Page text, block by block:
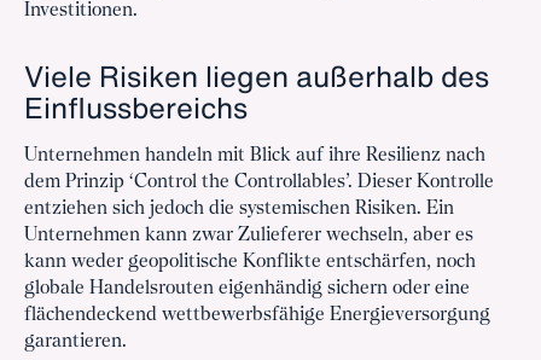
Investitionen.
Viele Risiken liegen außerhalb des
Einflussbereichs
Unternehmen handeln mit Blick auf ihre Resilienz nach
dem Prinzip ‘Control the Controllables’. Dieser Kontrolle
entziehen sich jedoch die systemischen Risiken. Ein
Unternehmen kann zwar Zulieferer wechseln, aber es
kann weder geopolitische Konflikte entschärfen, noch
globale Handelsrouten eigenhändig sichern oder eine
flächendeckend wettbewerbsfähige Energieversorgung
garantieren.